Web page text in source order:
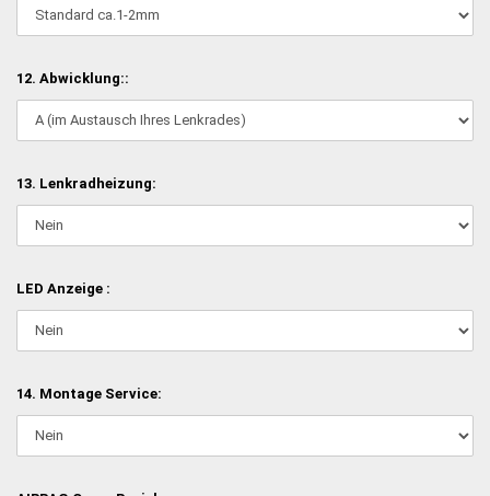
12. Abwicklung::
13. Lenkradheizung:
LED Anzeige :
14. Montage Service: